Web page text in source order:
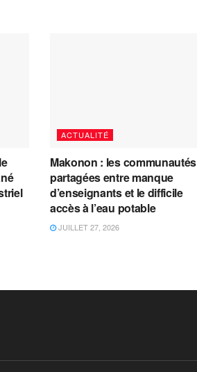
ACTUALITÉ
Makonon : les communautés
partagées entre manque
d’enseignants et le difficile
accès à l’eau potable
JUILLET 27, 2026